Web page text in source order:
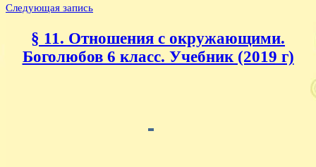
Следующая запись
§ 11. Отношения с окружающими.
Боголюбов 6 класс. Учебник (2019 г)